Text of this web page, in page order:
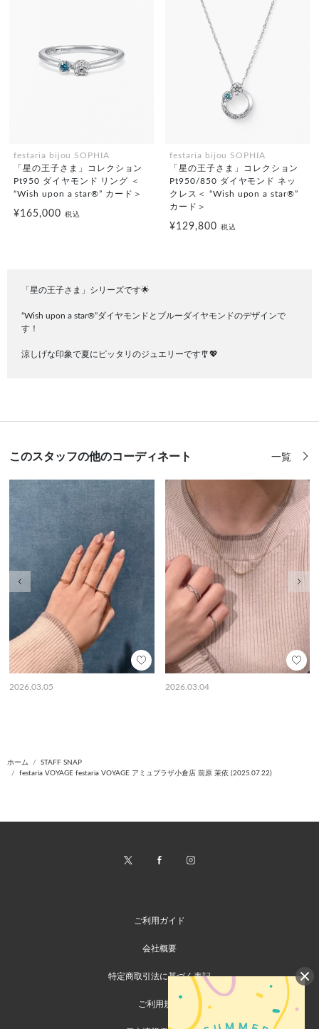
festaria bijou SOPHIA
「星の王子さま」コレクション
Pt950 ダイヤモンド リング ＜
“Wish upon a star®” カード＞
¥165,000 税込
festaria bijou SOPHIA
「星の王子さま」コレクション
Pt950/850 ダイヤモンド ネッ
クレス＜ “Wish upon a star®”
カード＞
¥129,800 税込
「星の王子さま」シリーズです🌟
“Wish upon a star®”ダイヤモンドとブルーダイヤモンドのデザインで
す！
涼しげな印象で夏にピッタリのジュエリーです🎐💖
このスタッフの他のコーディネート 一覧
2026.03.05 2026.03.04
ホーム
STAFF SNAP
festaria VOYAGE festaria VOYAGE アミュプラザ小倉店 前原 茉依 (2025.07.22)
ご利用ガイド
会社概要
特定商取引法に基づく表記
ご利用規約